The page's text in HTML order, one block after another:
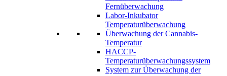
Fernüberwachung
Labor-Inkubator
Temperaturüberwachung
Überwachung der Cannabis-
Temperatur
HACCP-
Temperaturüberwachungssystem
System zur Überwachung der